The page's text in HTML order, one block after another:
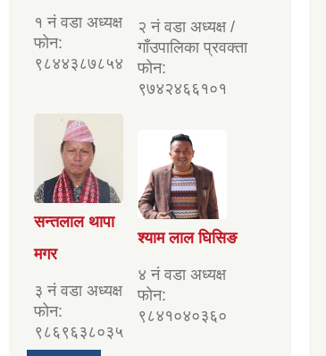
१ नं वडा अध्यक्ष
फोन:
९८४४३८७८५४
२ नं वडा अध्यक्ष /
गाँउपालिका प्रवक्ता
फोन:
९७४२४६६१०१
सन्तलाल थापा
मगर
३ नं वडा अध्यक्ष
फोन:
९८६९६३८०३५
श्याम लाल घिसिङ
४ नं वडा अध्यक्ष
फोन:
९८४१०४०३६०